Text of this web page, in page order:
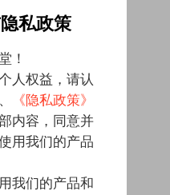
私政策
！
人权益，请认
、
《隐私政策》
内容，同意并
用我们的产品
我们的产品和